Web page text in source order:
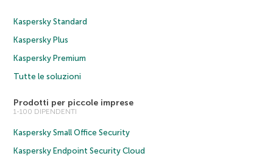
Kaspersky Standard
Kaspersky Plus
Kaspersky Premium
Tutte le soluzioni
Prodotti per piccole imprese
1-100 DIPENDENTI
Kaspersky Small Office Security
Kaspersky Endpoint Security Cloud